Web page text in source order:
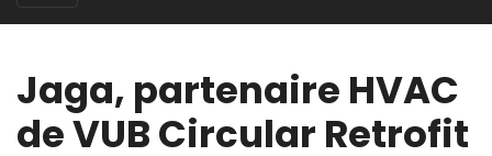
Jaga, partenaire HVAC
de VUB Circular Retrofit